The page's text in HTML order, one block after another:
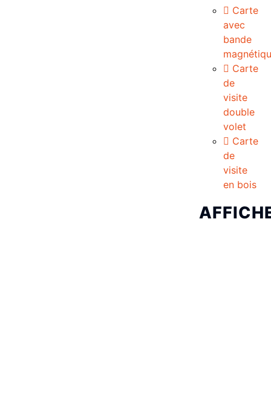
Carte
avec
bande
Carte
de
visite
double
volet
Carte
de
visite
en bois